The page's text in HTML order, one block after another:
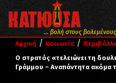
... βολή στους βολεμένους
Αρχική / Κοινωνία /
Ο στρατός «τελειώνει τη
Γράμμου – Αναπάντητα ακόμα